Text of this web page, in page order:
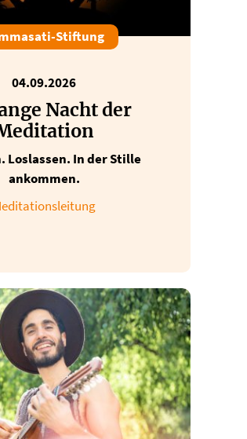
Stiftung
04.09.2026
Nacht der
Loslassen. In der Stille
ankommen.